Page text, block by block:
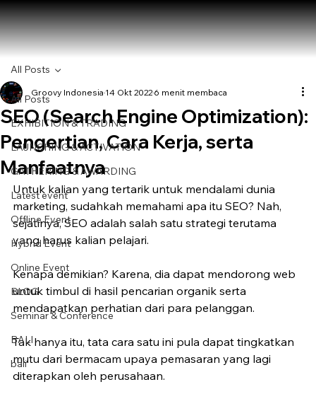
All Posts
EXHIBITION & TRADING
LAUNCHING & ACTIVATION
GATHERING & AWARDING
Latest event
Offline Event
Hybrid Event
Online Event
BLOG
Seminar & Conference
BALI
bali
All Posts
SEO (Search Engine Optimization):
Pengertian, Cara Kerja, serta
Manfaatnya
Groovy Indonesia 14 Okt 2022 6 menit membaca
Untuk kalian yang tertarik untuk mendalami dunia
marketing, sudahkah memahami apa itu SEO? Nah,
sejatinya, SEO adalah salah satu strategi terutama
yang harus kalian pelajari.
Kenapa demikian? Karena, dia dapat mendorong web
untuk timbul di hasil pencarian organik serta
mendapatkan perhatian dari para pelanggan.
Tak hanya itu, tata cara satu ini pula dapat tingkatkan
mutu dari bermacam upaya pemasaran yang lagi
diterapkan oleh perusahaan.